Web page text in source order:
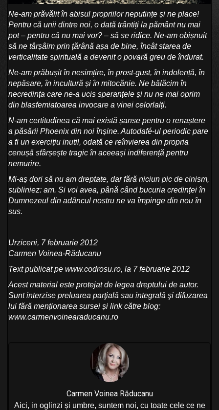
Ne-am prăvălit în abisul propriilor neputințe și ne place!
Pentru că unii dintre noi, o dată trântiți la pământ nu mai
pot – pentru că nu mai vor? – să se ridice. Ne-am obișnuit
să ne târșâim prin țărână așa de bine, încât starea de
verticalitate spirituală a devenit o povară greu de îndurat.
Ne-am prăbușit în nesimțire, în prost-gust, în indolență, în
nepăsare, în incultură și în mitocănie. Ne bălăcim în
necredința care ne-a ucis speranțele și nu ne mai oprim
din blasfemiatoarea invocare a vinei celorlalți.
N-am certitudinea că mai există șanse pentru o renaștere
a păsării Phoenix din noi înșine. Autodafé-ul periodic pare
a fi un exercițiu inutil, odată ce reînvierea din propria
cenușă sfârșește tragic în aceeași indiferență pentru
nemurire.
Mi-aș dori să nu am dreptate, dar fără niciun pic de cinism,
subliniez: am. Si voi avea, până când bucuria credinței în
Dumnezeul din adâncul nostru ne va împinge din nou în
sus.
Urziceni, 7 februarie 2012
Carmen Voinea-Răducanu
Text publicat pe www.codrosu.ro, la 7 februarie 2012
Acest material este protejat de legea dreptului de autor.
Sunt interzise preluarea parţială sau integrală şi difuzarea
lui fără menționarea sursei și link către blog:
www.carmenvoinearaducanu.ro
Carmen Voinea Răducanu
Aici, in oglinzi și umbre, suntem noi, cu toate cele ce ne